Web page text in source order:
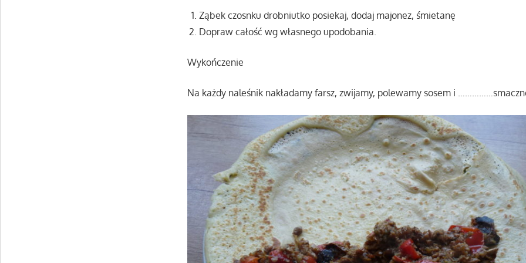
Ząbek czosnku drobniutko posiekaj, dodaj majonez, śmietanę
Dopraw całość wg własnego upodobania.
Wykończenie
Na każdy naleśnik nakładamy farsz, zwijamy, polewamy sosem i